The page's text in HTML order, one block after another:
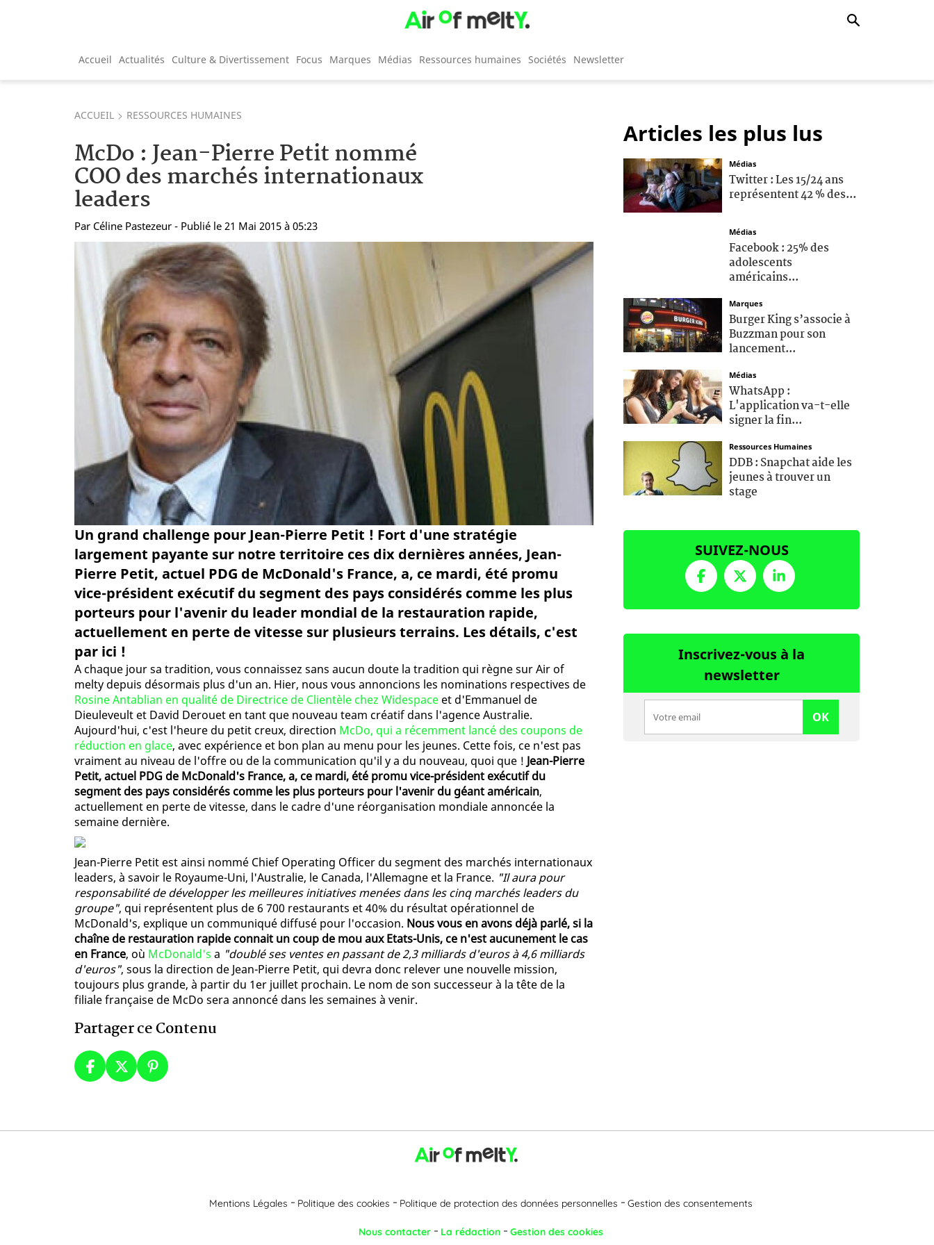
Accueil Actualités Culture & Divertissement Focus Marques Médias Ressources humaines Sociétés Newsletter
ACCUEIL RESSOURCES HUMAINES
McDo : Jean-Pierre Petit nommé
COO des marchés internationaux
leaders
Par Céline Pastezeur - Publié le 21 Mai 2015 à 05:23
Un grand challenge pour Jean-Pierre Petit ! Fort d'une stratégie
largement payante sur notre territoire ces dix dernières années, Jean-
Pierre Petit, actuel PDG de McDonald's France, a, ce mardi, été promu
vice-président exécutif du segment des pays considérés comme les plus
porteurs pour l'avenir du leader mondial de la restauration rapide,
actuellement en perte de vitesse sur plusieurs terrains. Les détails, c'est
par ici !
A chaque jour sa tradition, vous connaissez sans aucun doute la tradition qui règne sur Air of
melty depuis désormais plus d'un an. Hier, nous vous annoncions les nominations respectives de
Rosine Antablian en qualité de Directrice de Clientèle chez Widespace et d'Emmanuel de
Dieuleveult et David Derouet en tant que nouveau team créatif dans l'agence Australie.
Aujourd'hui, c'est l'heure du petit creux, direction McDo, qui a récemment lancé des coupons de
réduction en glace, avec expérience et bon plan au menu pour les jeunes. Cette fois, ce n'est pas
vraiment au niveau de l'offre ou de la communication qu'il y a du nouveau, quoi que ! Jean-Pierre
Petit, actuel PDG de McDonald's France, a, ce mardi, été promu vice-président exécutif du
segment des pays considérés comme les plus porteurs pour l'avenir du géant américain,
actuellement en perte de vitesse, dans le cadre d'une réorganisation mondiale annoncée la
semaine dernière.
Jean-Pierre Petit est ainsi nommé Chief Operating Officer du segment des marchés internationaux
leaders, à savoir le Royaume-Uni, l'Australie, le Canada, l'Allemagne et la France. "Il aura pour
responsabilité de développer les meilleures initiatives menées dans les cinq marchés leaders du
groupe", qui représentent plus de 6 700 restaurants et 40% du résultat opérationnel de
McDonald's, explique un communiqué diffusé pour l'occasion. Nous vous en avons déjà parlé, si la
chaîne de restauration rapide connait un coup de mou aux Etats-Unis, ce n'est aucunement le cas
en France, où McDonald's a "doublé ses ventes en passant de 2,3 milliards d'euros à 4,6 milliards
d'euros", sous la direction de Jean-Pierre Petit, qui devra donc relever une nouvelle mission,
toujours plus grande, à partir du 1er juillet prochain. Le nom de son successeur à la tête de la
filiale française de McDo sera annoncé dans les semaines à venir.
Partager ce Contenu
Articles les plus lus
Médias
Twitter : Les 15/24 ans
représentent 42 % des...
Médias
Facebook : 25% des
adolescents
américains...
Marques
Burger King s’associe à
Buzzman pour son
lancement...
Médias
WhatsApp :
L'application va-t-elle
signer la fin...
Ressources Humaines
DDB : Snapchat aide les
jeunes à trouver un
stage
SUIVEZ-NOUS
Inscrivez-vous à la
newsletter
OK
Mentions Légales Politique des cookies Politique de protection des données personnelles Gestion des consentements
Nous contacter La rédaction Gestion des cookies